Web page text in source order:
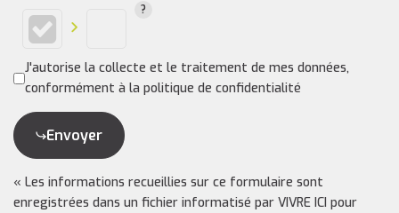
J'autorise la collecte et le traitement de mes données,
conformément à la politique de confidentialité
Envoyer
« Les informations recueillies sur ce formulaire sont
enregistrées dans un fichier informatisé par VIVRE ICI pour